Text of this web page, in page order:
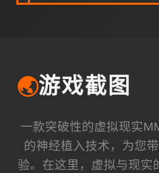
🌏游戏截图
一款突破性的虚拟现实
的神经植入技术，为您
验。在这里，虚拟与现实